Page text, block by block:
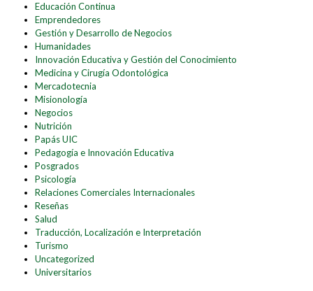
Educación Continua
Emprendedores
Gestión y Desarrollo de Negocios
Humanidades
Innovación Educativa y Gestión del Conocimiento
Medicina y Cirugía Odontológica
Mercadotecnia
Misionología
Negocios
Nutrición
Papás UIC
Pedagogía e Innovación Educativa
Posgrados
Psicología
Relaciones Comerciales Internacionales
Reseñas
Salud
Traducción, Localización e Interpretación
Turismo
Uncategorized
Universitarios